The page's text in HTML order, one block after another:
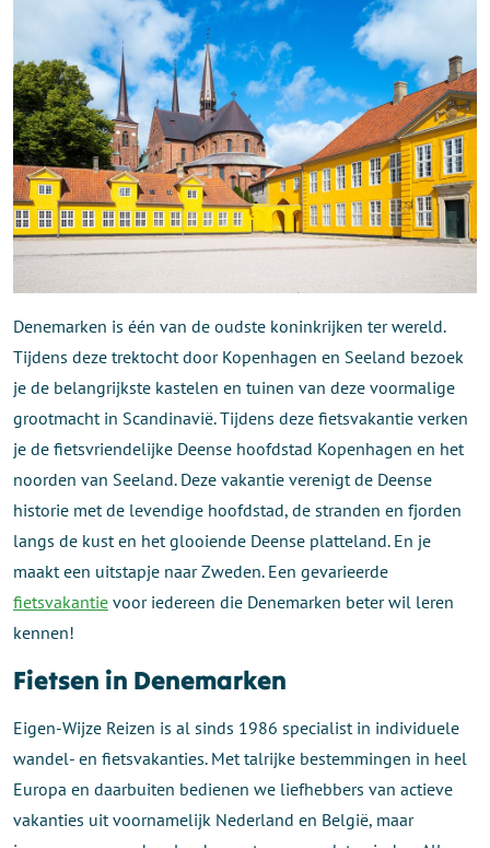
Denemarken is één van de oudste koninkrijken ter wereld.
Tijdens deze trektocht door Kopenhagen en Seeland bezoek
je de belangrijkste kastelen en tuinen van deze voormalige
grootmacht in Scandinavië. Tijdens deze fietsvakantie verken
je de fietsvriendelijke Deense hoofdstad Kopenhagen en het
noorden van Seeland. Deze vakantie verenigt de Deense
historie met de levendige hoofdstad, de stranden en fjorden
langs de kust en het glooiende Deense platteland. En je
maakt een uitstapje naar Zweden. Een gevarieerde
fietsvakantie voor iedereen die Denemarken beter wil leren
kennen!
Fietsen in Denemarken
Eigen-Wijze Reizen is al sinds 1986 specialist in individuele
wandel- en fietsvakanties. Met talrijke bestemmingen in heel
Europa en daarbuiten bedienen we liefhebbers van actieve
vakanties uit voornamelijk Nederland en België, maar